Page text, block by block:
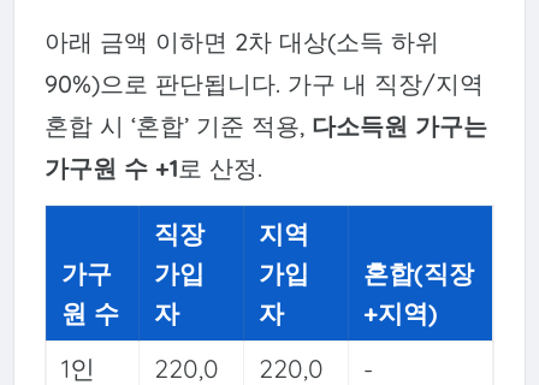
아래 금액 이하면 2차 대상(소득 하위
90%)으로 판단됩니다. 가구 내 직장/지역
혼합 시 ‘혼합’ 기준 적용, 다소득원 가구는
가구원 수 +1로 산정.
가구
원 수
직장
가입
자
지역
가입
자
혼합(직장
+지역)
1인
220,0
220,0
-